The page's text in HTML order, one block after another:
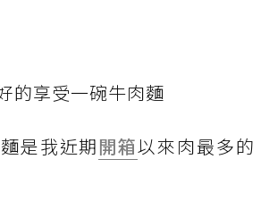
的享受一碗牛肉麵
是我近期開箱以來肉最多的